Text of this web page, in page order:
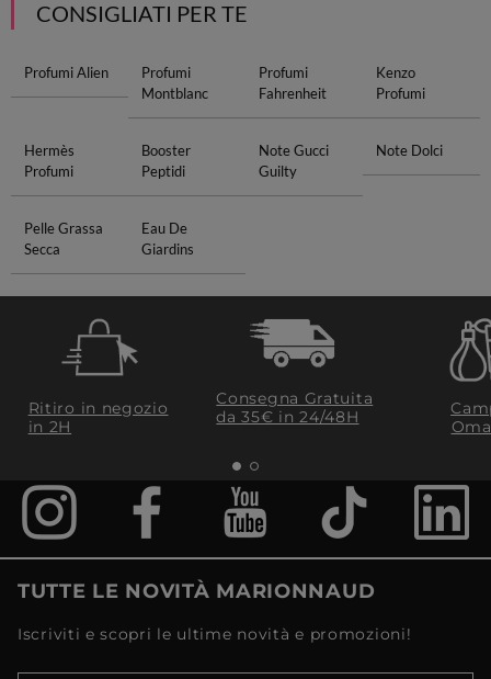
CONSIGLIATI PER TE
Profumi Alien
Profumi
Montblanc
Profumi
Fahrenheit
Kenzo
Profumi
Hermès
Profumi
Booster
Peptidi
Note Gucci
Guilty
Note Dolci
Pelle Grassa
Secca
Eau De
Giardins
Ritiro in negozio
in 2H
Consegna Gratuita
da 35€​ in 24/48H
TUTTE LE NOVITÀ MARIONNAUD
Iscriviti e scopri le ultime novità e promozioni!